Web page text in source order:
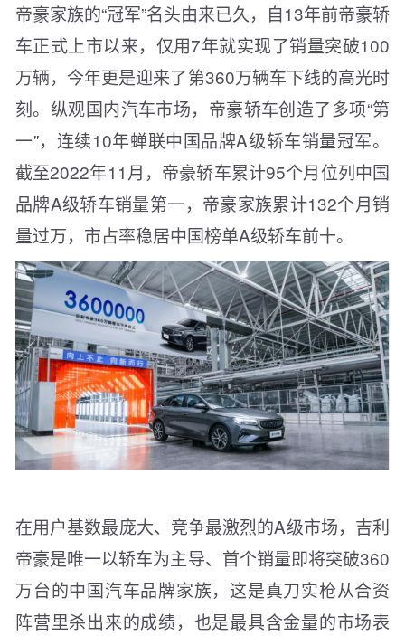
帝豪家族的“冠军”名头由来已久，自13年前帝豪轿
车正式上市以来，仅用7年就实现了销量突破100
万辆，今年更是迎来了第360万辆车下线的高光时
刻。纵观国内汽车市场，帝豪轿车创造了多项“第
一”，连续10年蝉联中国品牌A级轿车销量冠军。
截至2022年11月，帝豪轿车累计95个月位列中国
品牌A级轿车销量第一，帝豪家族累计132个月销
量过万，市占率稳居中国榜单A级轿车前十。
在用户基数最庞大、竞争最激烈的A级市场，吉利
帝豪是唯一以轿车为主导、首个销量即将突破360
万台的中国汽车品牌家族，这是真刀实枪从合资
阵营里杀出来的成绩，也是最具含金量的市场表